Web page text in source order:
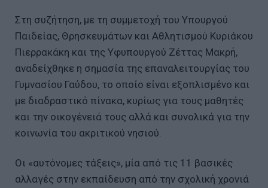
Στη συζήτηση, με τη συμμετοχή του Υπουργού
Παιδείας, Θρησκευμάτων και Αθλητισμού Κυριάκου
Πιερρακάκη και της Υφυπουργού Ζέττας Μακρή,
αναδείχθηκε η σημασία της επαναλειτουργίας του
Γυμνασίου Γαύδου, το οποίο είναι εξοπλισμένο και
με διαδραστικό πίνακα, κυρίως για τους μαθητές
και την οικογένειά τους αλλά και συνολικά για την
κοινωνία του ακριτικού νησιού.
Οι «αυτόνομες τάξεις», μία από τις 11 βασικές
αλλαγές στην εκπαίδευση από την σχολική χρονιά